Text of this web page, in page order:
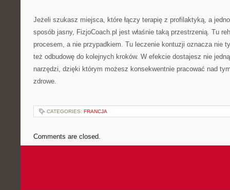
Jeżeli szukasz miejsca, które łączy terapię z profilaktyką, a
sposób jasny, FizjoCoach.pl jest właśnie taką przestrzenią. Tu
procesem, a nie przypadkiem. Tu leczenie kontuzji oznacza nie
też odbudowę do kolejnych kroków. W efekcie dostajesz nie
narzędzi, dzięki którym możesz konsekwentnie pracować nad
zdrowe.
CATEGORIES: FRANCJA
Comments are closed.